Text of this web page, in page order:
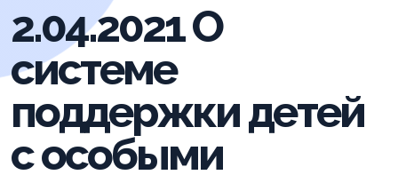
2.04.2021 О
системе
поддержки детей
с особыми